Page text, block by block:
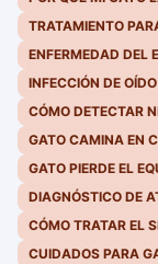
TRATAMIENTO
ENFERMEDAD DEL
INFECCIÓN DE
CÓMO DETECTAR
GATO CAMINA EN
GATO PIERDE EL
DIAGNÓSTICO DE
CÓMO TRATAR EL
CUIDADOS PARA